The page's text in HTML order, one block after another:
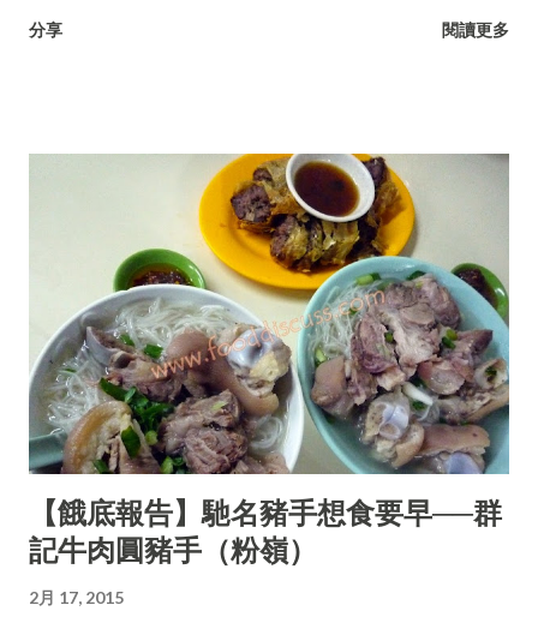
分享 閱讀更多
【餓底報告】馳名豬手想食要早──群
記牛肉圓豬手（粉嶺）
2月 17, 2015